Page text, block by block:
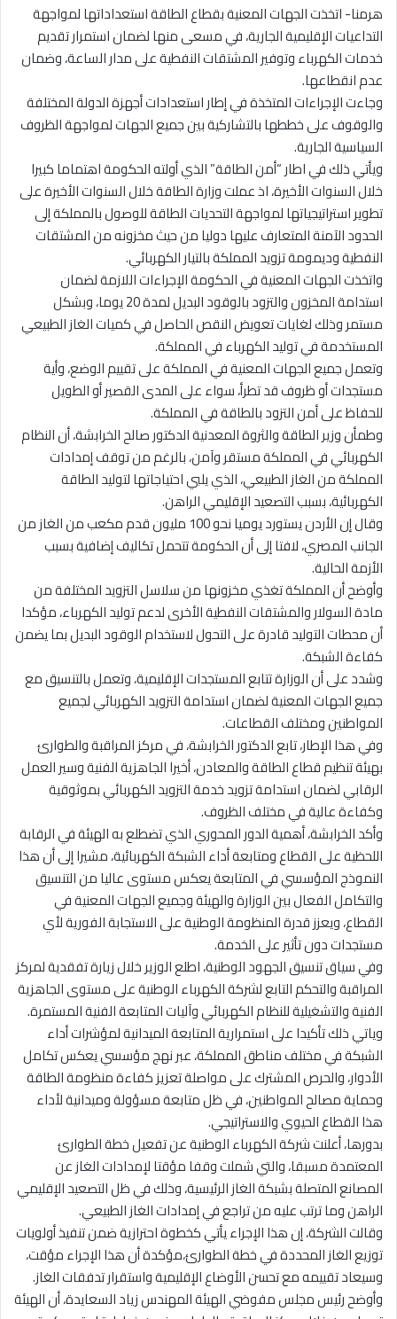
هرمنا- اتخذت الجهات المعنية بقطاع الطاقة استعداداتها لمواجهة
التداعيات الإقليمية الجارية، في مسعى منها لضمان استمرار تقديم
خدمات الكهرباء وتوفير المشتقات النفطية على مدار الساعة، وضمان
عدم انقطاعها.
وجاءت الإجراءات المتخذة في إطار استعدادات أجهزة الدولة المختلفة
والوقوف على خططها بالتشاركية بين جميع الجهات لمواجهة الظروف
السياسية الجارية.
ويأتي ذلك في اطار “أمن الطاقة” الذي أولته الحكومة اهتماما كبيرا
خلال السنوات الأخيرة، اذ عملت وزارة الطاقة خلال السنوات الأخيرة على
تطوير استراتيجياتها لمواجهة التحديات الطاقة للوصول بالمملكة إلى
الحدود الآمنة المتعارف عليها دوليا من حيث مخزونه من المشتقات
النفطية وديمومة تزويد المملكة بالتيار الكهربائي.
واتخذت الجهات المعنية في الحكومة الإجراءات اللازمة لضمان
استدامة المخزون والتزود بالوقود البديل لمدة 20 يوما، وبشكل
مستمر وذلك لغايات تعويض النقص الحاصل في كميات الغاز الطبيعي
المستخدمة في توليد الكهرباء في المملكة.
وتعمل جميع الجهات المعنية في المملكة على تقييم الوضع، وأية
مستجدات أو ظروف قد تطرأ، سواء على المدى القصير أو الطويل
للحفاظ على أمن التزود بالطاقة في المملكة.
وطمأن وزير الطاقة والثروة المعدنية الدكتور صالح الخرابشة، أن النظام
الكهربائي في المملكة مستقر وآمن، بالرغم من توقف إمدادات
المملكة من الغاز الطبيعي، الذي يلبي احتياجاتها لتوليد الطاقة
الكهربائية، بسبب التصعيد الإقليمي الراهن.
وقال إن الأردن يستورد يوميا نحو 100 مليون قدم مكعب من الغاز من
الجانب المصري، لافتا إلى أن الحكومة تتحمل تكاليف إضافية بسبب
الأزمة الحالية.
وأوضح أن المملكة تغذي مخزونها من سلاسل التزويد المختلفة من
مادة السولار والمشتقات النفطية الأخرى لدعم توليد الكهرباء، مؤكدا
أن محطات التوليد قادرة على التحول لاستخدام الوقود البديل بما يضمن
كفاءة الشبكة.
وشدد على أن الوزارة تتابع المستجدات الإقليمية، وتعمل بالتنسيق مع
جميع الجهات المعنية لضمان استدامة التزويد الكهربائي لجميع
المواطنين ومختلف القطاعات.
وفي هذا الإطار، تابع الدكتور الخرابشة، في مركز المراقبة والطوارئ
بهيئة تنظيم قطاع الطاقة والمعادن، أخيرا الجاهزية الفنية وسير العمل
الرقابي لضمان استدامة تزويد خدمة التزويد الكهربائي بموثوقية
وكفاءة عالية في مختلف الظروف.
وأكد الخرابشة، أهمية الدور المحوري الذي تضطلع به الهيئة في الرقابة
اللحظية على القطاع ومتابعة أداء الشبكة الكهربائية، مشيرا إلى أن هذا
النموذج المؤسسي في المتابعة يعكس مستوى عاليا من التنسيق
والتكامل الفعال بين الوزارة والهيئة وجميع الجهات المعنية في
القطاع، ويعزز قدرة المنظومة الوطنية على الاستجابة الفورية لأي
مستجدات دون تأثير على الخدمة.
وفي سياق تنسيق الجهود الوطنية، اطلع الوزير خلال زيارة تفقدية لمركز
المراقبة والتحكم التابع لشركة الكهرباء الوطنية على مستوى الجاهزية
الفنية والتشغيلية للنظام الكهربائي وآليات المتابعة الفنية المستمرة.
وياتي ذلك تأكيدا على استمرارية المتابعة الميدانية لمؤشرات أداء
الشبكة في مختلف مناطق المملكة، عبر نهج مؤسسي يعكس تكامل
الأدوار، والحرص المشترك على مواصلة تعزيز كفاءة منظومة الطاقة
وحماية مصالح المواطنين، في ظل متابعة مسؤولة وميدانية لأداء
هذا القطاع الحيوي والاستراتيجي.
بدورها، أعلنت شركة الكهرباء الوطنية عن تفعيل خطة الطوارئ
المعتمدة مسبقا، والتي شملت وقفا مؤقتا لإمدادات الغاز عن
المصانع المتصلة بشبكة الغاز الرئيسية، وذلك في ظل التصعيد الإقليمي
الراهن وما ترتب عليه من تراجع في إمدادات الغاز الطبيعي.
وقالت الشركة، إن هذا الإجراء يأتي كخطوة احترازية ضمن تنفيذ أولويات
توزيع الغاز المحددة في خطة الطوارئ،مؤكدة أن هذا الإجراء مؤقت،
وسيعاد تقييمه مع تحسن الأوضاع الإقليمية واستقرار تدفقات الغاز.
وأوضح رئيس مجلس مفوضي الهيئة المهندس زياد السعايدة، أن الهيئة